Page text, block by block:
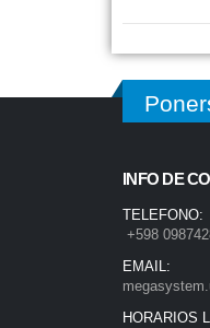
INFO DE
TELEFONO:
+598
EMAIL:
HORARIOS